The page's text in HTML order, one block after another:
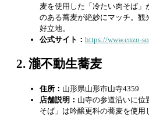
麦を使用した「冷たい肉そば
のある蕎麦が絶妙にマッチ。
好立地。
公式サイト： https://www.enzo-
2. 瀧不動生蕎麦
住所： 山形県山形市山寺4359
店舗説明： 山寺の参道沿いに位
そば」は吟醸更科の蕎麦を使